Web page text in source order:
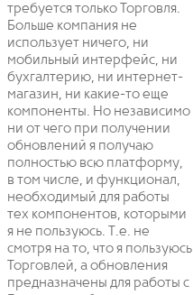
требуется только Торговля.
Больше компания не
использует ничего, ни
мобильный интерфейс, ни
бухгалтерию, ни интернет-
магазин, ни какие-то еще
компоненты. Но независимо
ни от чего при получении
обновлений я получаю
полностью всю платформу,
в том числе, и функционал,
необходимый для работы
тех компонентов, которыми
я не пользуюсь. Т.е. не
смотря на то, что я пользуюсь
Торговлей, а обновления
предназначены для работы с